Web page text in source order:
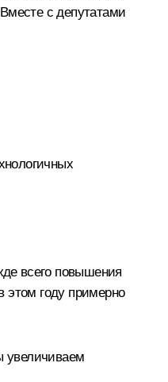
с депутатами
всего повышения
этом году примерно
увеличиваем